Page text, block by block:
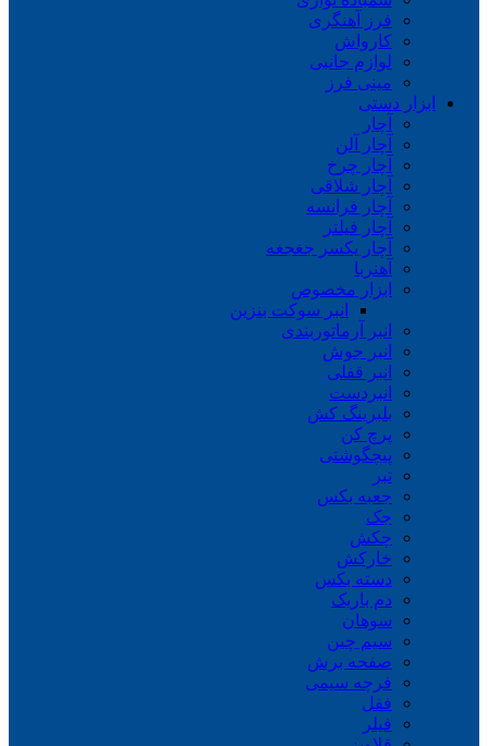
فرز آهنگری
کارواش
لوازم جانبی
مینی فرز
ابزار دستی
آچار
آچار آلن
آچار چرخ
آچار شلاقی
آچار فرانسه
آچار فیلتر
آچار یکسر جغجغه
آهنربا
ابزار مخصوص
انبر سوکت بنزین
انبر آرماتوربندی
انبر جوش
انبر قفلی
انبردست
بلبرینگ کش
پرچ کن
پیچگوشتی
تبر
جعبه بکس
جک
چکش
خارکش
دسته بکس
دم باریک
سوهان
سیم چین
صفحه برش
فرچه سیمی
ففل
فیلر